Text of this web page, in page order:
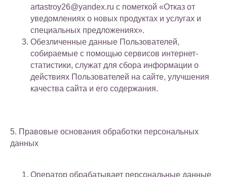
artastroy26@yandex.ru с пометкой «Отказ от
уведомлениях о новых продуктах и услугах и
специальных предложениях».
Обезличенные данные Пользователей,
собираемые с помощью сервисов интернет-
статистики, служат для сбора информации о
действиях Пользователей на сайте, улучшения
качества сайта и его содержания.
5. Правовые основания обработки персональных
данных
Оператор обрабатывает персональные данные